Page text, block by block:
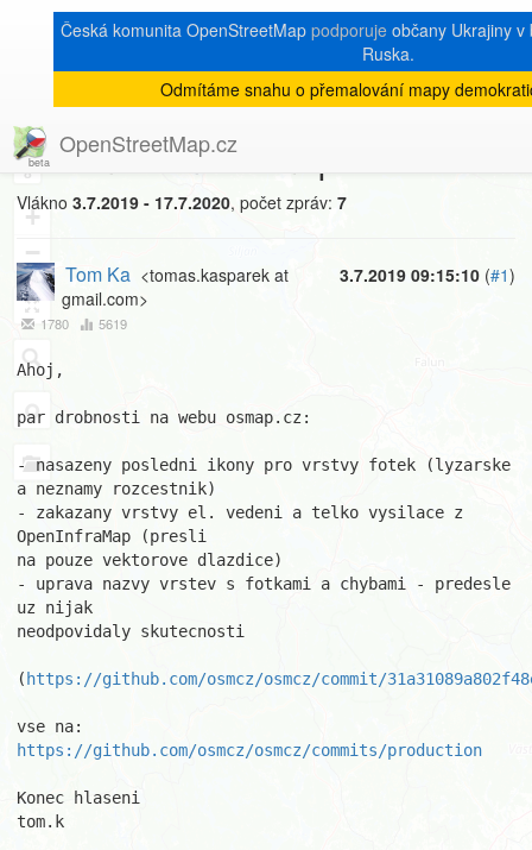
Česká komunita OpenStreetMap podporuje občany Ukrajiny
Ruska.
Odmítáme snahu o přemalování mapy
OpenStreetMap.cz
8
+
−
« zpět na výpis měsíce|
[Talk-cz]
Drobnosti na osmap.cz
Vlákno 3.7.2019 - 17.7.2020, počet zpráv: 7
3.7.2019 09:15:10 (#1)
Tom Ka <tomas.kasparek at
gmail.com>
1780 5619
Ahoj,
par drobnosti na webu osmap.cz:
- nasazeny posledni ikony pro vrstvy fotek (lyzarske
a neznamy rozcestnik)
- zakazany vrstvy el. vedeni a telko vysilace z
OpenInfraMap (presli
na pouze vektorove dlazdice)
- uprava nazvy vrstev s fotkami a chybami - predesle
uz nijak
neodpovidaly skutecnosti
( https://github.com/osmcz/osmcz/commit/
https://github.com/osmcz/osmcz/commits/production
Konec hlaseni
tom.k